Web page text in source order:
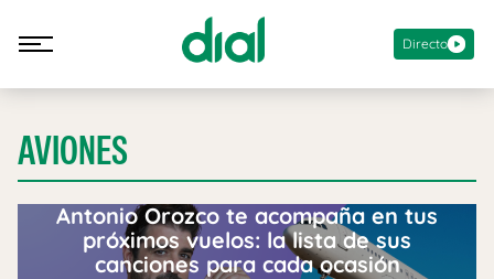
Directo
AVIONES
Antonio Orozco te acompaña en tus
próximos vuelos: la lista de sus
canciones para cada ocasión